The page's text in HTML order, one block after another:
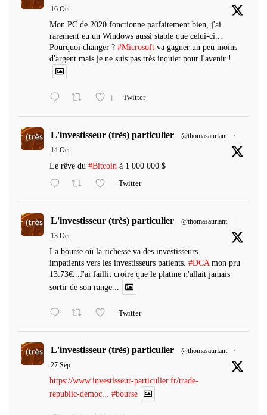
16 Oct
Mon PC de 2020 fonctionne parfaitement bien, j'ai
rarement eu un Windows aussi stable que celui-ci...
Pourquoi changer ? #Microsoft va gagner un peu moins
d'argent mais je ne suis pas très inquiet pour l'avenir !
1 Twitter
L'investisseur (très) particulier @thomasaurlant
·
14 Oct
Le rêve du #Bitcoin à 1 000 000 $
Twitter
L'investisseur (très) particulier @thomasaurlant
·
13 Oct
La bourse où la richesse va des investisseurs
impatients vers les investisseurs patients. #DCA mon pru
13.73€...J'ai faillit croire que le platine n'allait jamais
sortir de son range...
Twitter
L'investisseur (très) particulier @thomasaurlant
·
27 Sep
https://www.investisseur-particulier.fr/trade-
republic-democ... #bourse